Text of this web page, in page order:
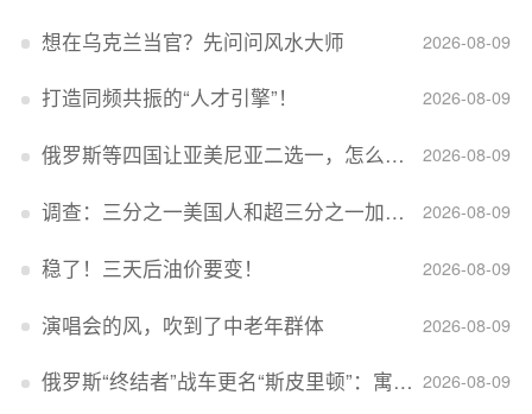
2026-08-09
想在乌克兰当官？先问问风水大师
2026-08-09
打造同频共振的“人才引擎”！
2026-08-09
俄罗斯等四国让亚美尼亚二选一，怎么回事？
2026-08-09
调查：三分之一美国人和超三分之一加拿大人感到经济压力
2026-08-09
稳了！三天后油价要变！
2026-08-09
演唱会的风，吹到了中老年群体
2026-08-09
俄罗斯“终结者”战车更名“斯皮里顿”：寓意强大可靠，彰显俄精神力量